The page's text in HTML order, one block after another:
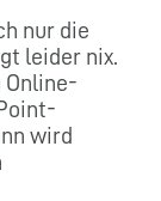
nur die
leider nix.
Online-
wird